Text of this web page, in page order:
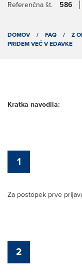
Referenčna št. 586
DOMOV / FAQ /
Z
PRIDEM VEČ V EDAVKE
Kratka navodila:
1
Za postopek prve
2